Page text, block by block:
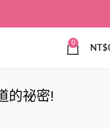
0
NT$
的祕密!